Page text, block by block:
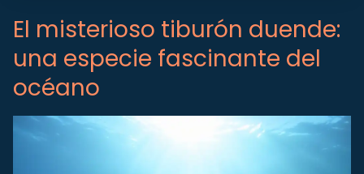
El misterioso tiburón duende:
una especie fascinante del
océano